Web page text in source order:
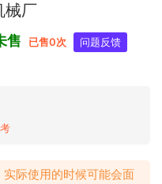
械厂
售 已售0次
问题反馈
际使用的时候可能会面